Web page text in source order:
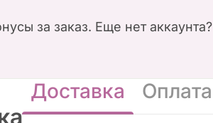
за заказ. Еще нет аккаунта?
Доставка Оплата